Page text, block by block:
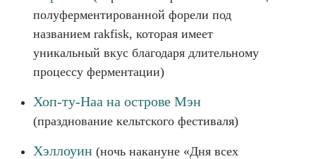
полуферментированной форели под
названием rakfisk, которая имеет
уникальный вкус благодаря длительному
процессу ферментации)
Хоп-ту-Наа на острове Мэн
(празднование кельтского фестиваля)
Хэллоуин (ночь накануне «Дня всех